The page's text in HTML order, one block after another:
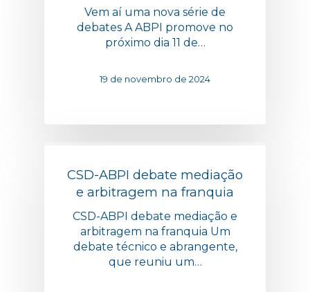
Vem aí uma nova série de
debates A ABPI promove no
próximo dia 11 de…
19 de novembro de 2024
CSD-ABPI debate mediação
e arbitragem na franquia
CSD-ABPI debate mediação e
arbitragem na franquia Um
debate técnico e abrangente,
que reuniu um…